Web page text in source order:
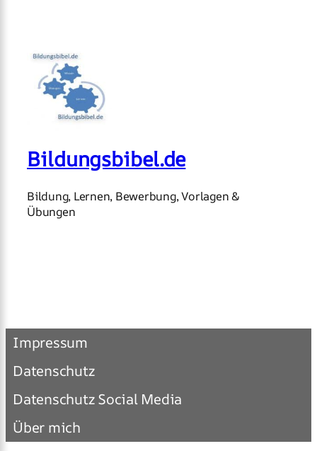
Bildungsbibel.de
Bildung, Lernen, Bewerbung, Vorlagen &
Übungen
Impressum
Datenschutz
Datenschutz Social Media
Über mich